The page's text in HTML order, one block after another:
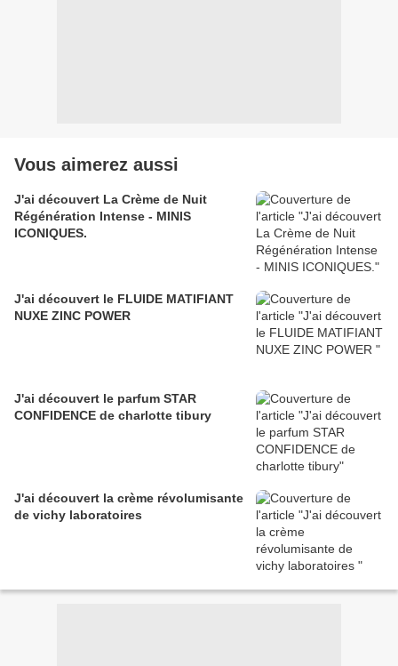
Vous aimerez aussi
J'ai découvert La Crème de Nuit
Régénération Intense - MINIS
ICONIQUES.
J'ai découvert le FLUIDE MATIFIANT
NUXE ZINC POWER
J'ai découvert le parfum STAR
CONFIDENCE de charlotte tibury
J'ai découvert la crème révolumisante
de vichy laboratoires